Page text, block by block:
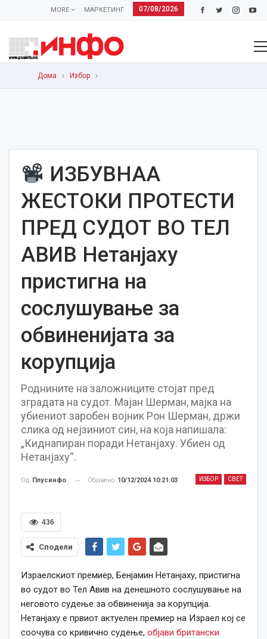
07/08/2026
МАРКЕТИНГ
MORE
Дома Избор
ИЗБУВНАА
ЖЕСТОКИ ПРОТЕСТИ
ПРЕД СУДОТ ВО ТЕЛ
АВИВ Нетанјаху
пристигна на
сослушување за
обвиненијата за
корупција
Роднините на заложниците стојат пред
зградата на судот. Мајан Шерман, мајка на
убиениот заробен војник Рон Шерман, држи
слика од нејзиниот син, на која напишала:
„Киднапиран поради Нетанјаху. Убиен од
Нетанјаху“.
ИЗБОР СВЕТ
Од Плусинфо Објавено 10/12/2024 10:21:03
436
Сподели
Израелскиот премиер, Бенјамин Нетанјаху, пристигна
во судот во Тел Авив на денешното сослушување на
неговото судење за обвиненија за корупција.
Нетанјаху е првиот актуелен премиер на Израел кој се
соочува со кривично судење, објави британски